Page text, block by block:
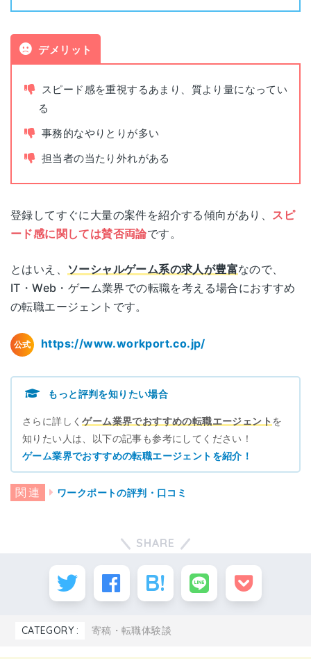
宮崎
宮崎県宮崎市錦町1-10
鹿児島
鹿児島県鹿児島市西千石町1-1
沖縄
カフーナ旭橋C街区第一交通産業オフィスコ
ート 2F
ソウル（韓
国）
서울 영등포구 경인로 775(문래동3가)
에이스하이테크시티 2동 1805호
ワークポート各拠点の詳細なアクセスはこちら
書類添削 あり
面接指導
面談可能時間
平日（9:00~22:00）
電話面談 可能（オンライン面談も可能）
郡山
茨城
井門宇都宮ビル 4F
明石屋ビル 3F
埼玉
埼玉県さいたま市大宮区宮町2-35
大宮MTビル2F
千葉
千葉県千葉市中央区弁天1-15-3
リードシー千葉駅前ビル 7F
池袋
サンシャイン60 22F
汐留
東京都港区東新橋1-8-3
渋谷
東京都渋谷区桜丘町3-2
渋谷サクラステージ SAKURAタワー11F
神奈川県横浜市西区高島1-2-13
新潟
新潟県新潟市中央区東大通1-3-10
大樹生命新潟ビル 5F
富山
富山県富山市桜橋通り2-25
デメリット
スピード感を重視するあまり、質より量になってい
る
事務的なやりとりが多い
担当者の当たり外れがある
登録してすぐに大量の案件を紹介する傾向があり、 スピ
ード感に関しては賛否両論です。
とはいえ、 ソーシャルゲーム系の求人が豊富なので、
IT・Web・ゲーム業界での転職を考える場合におすすめ
の転職エージェントです。
公式 https://www.workport.co.jp/
もっと評判を知りたい場合
さらに詳しくゲーム業界でおすすめの転職エージェント を
知りたい人は、以下の記事も参考にしてください！
ゲーム業界でおすすめの転職エージェントを紹介！
ワークポートの評判・口コミ
SHARE
CATEGORY : 寄稿・転職体験談